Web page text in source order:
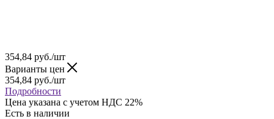
354,84 руб./шт
Варианты цен
354,84 руб./шт
Подробности
Цена указана с учетом НДС 22%
Есть в наличии